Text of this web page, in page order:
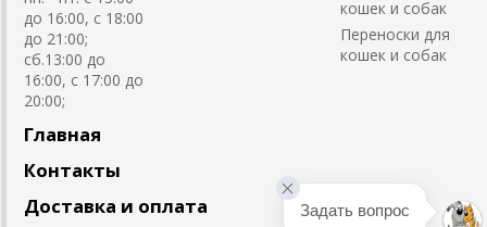
до 16:00, с 18:00
до 21:00;
сб.13:00 до
16:00, с 17:00 до
20:00;
кошек и собак
Переноски для
кошек и собак
Главная
Контакты
Доставка и оплата
Задать вопрос